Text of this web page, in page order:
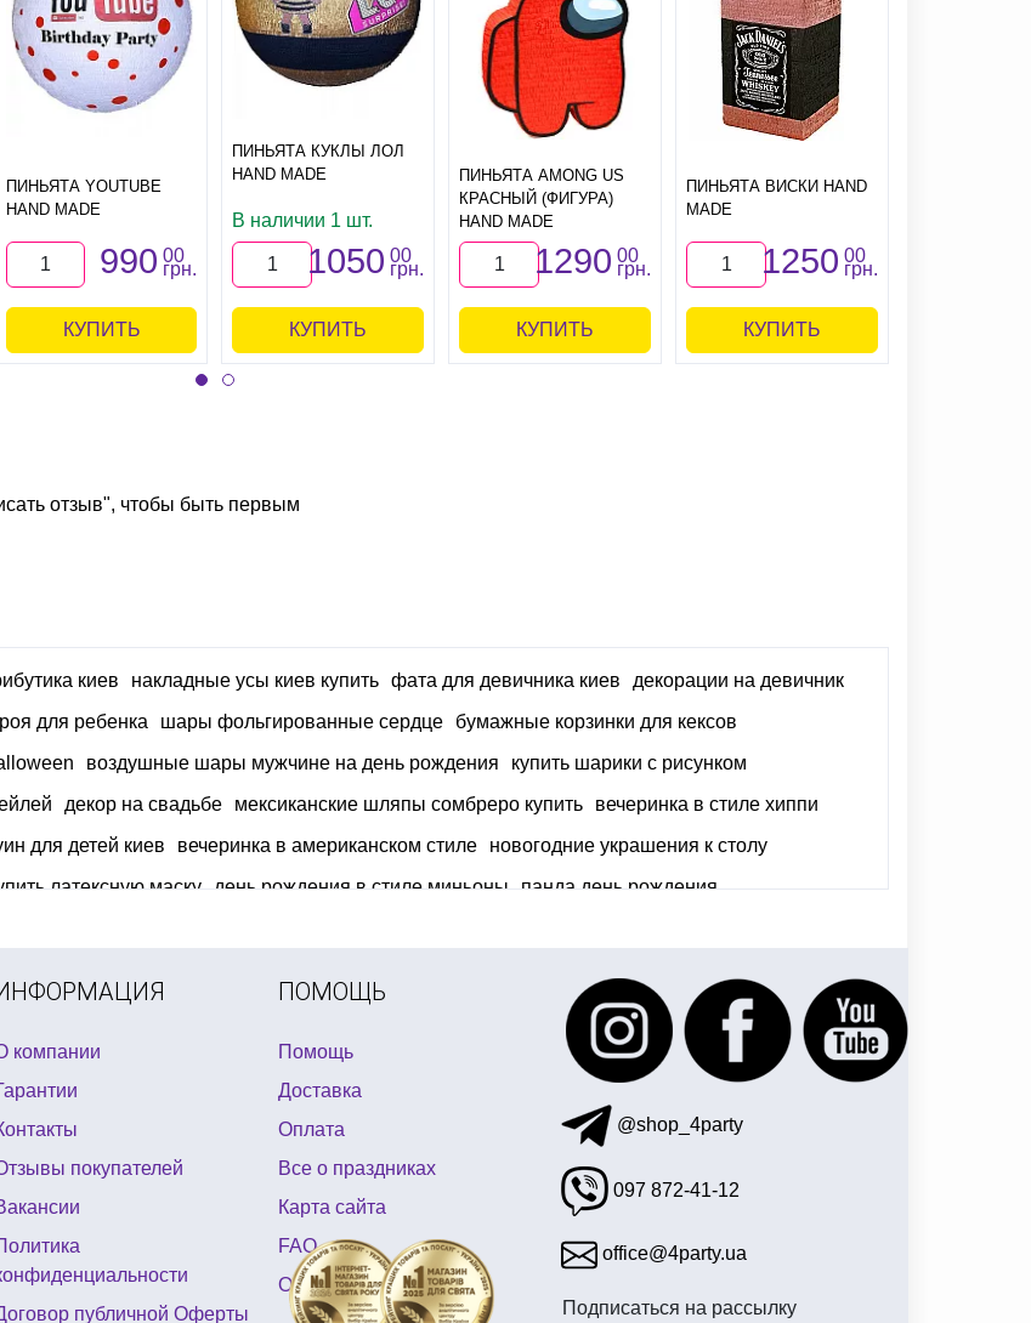
ПИНЬЯТА YOUTUBE
HAND MADE
990 00
грн.
КУПИТЬ
ПИНЬЯТА КУКЛЫ ЛОЛ
HAND MADE
В наличии 1 шт.
1050 00
грн.
КУПИТЬ
ПИНЬЯТА AMONG US
КРАСНЫЙ (ФИГУРА)
HAND MADE
1290 00
грн.
КУПИТЬ
ПИНЬЯТА ВИСКИ HAND
MADE
1250 00
грн.
КУПИТЬ
отзыв", чтобы быть первым
киев накладные усы киев купить фата для девичника киев
декорации на девичник
для ребенка шары фольгированные сердце
бумажные корзинки для кексов
воздушные шары мужчине на день рождения
купить шарики с рисунком
декор на свадьбе мексиканские шляпы сомбреро купить
вечеринка в стиле хиппи
для детей киев вечеринка в американском стиле
новогодние украшения к столу
латексную маску день рождения в стиле миньоны панда день рождения
компании
покупателей
публичной Оферты
ПОМОЩЬ
Помощь
Доставка
Оплата
Все о праздниках
Карта сайта
FAQ
Отзывы
@shop_4party
097 872-41-12
office@4party.ua
Подписаться на рассылку